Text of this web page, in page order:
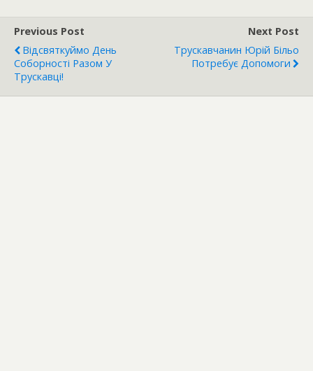
Previous Post
Відсвяткуймо День
Соборності Разом У
Трускавці!
Next Post
Трускавчанин Юрій Більо
Потребує Допомоги